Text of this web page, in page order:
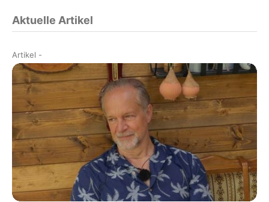
Aktuelle Artikel
Artikel -